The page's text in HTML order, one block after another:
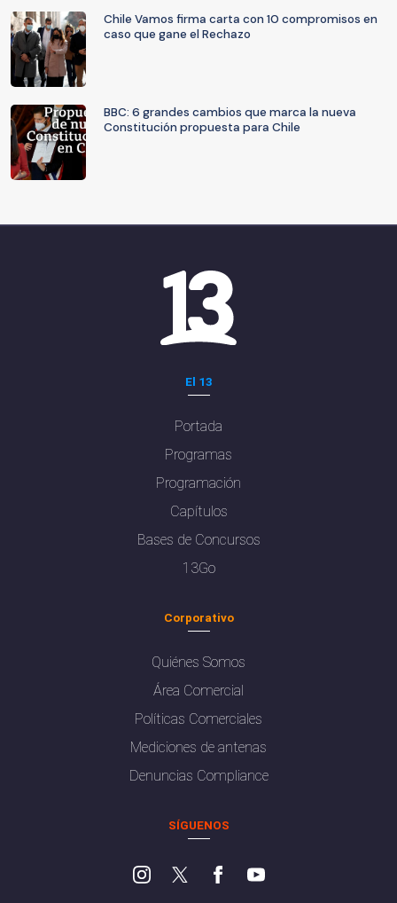
Chile Vamos firma carta con 10 compromisos en
caso que gane el Rechazo
BBC: 6 grandes cambios que marca la nueva
Constitución propuesta para Chile
El 13
Portada
Programas
Programación
Capítulos
Bases de Concursos
13Go
Corporativo
Quiénes Somos
Área Comercial
Políticas Comerciales
Mediciones de antenas
Denuncias Compliance
SÍGUENOS